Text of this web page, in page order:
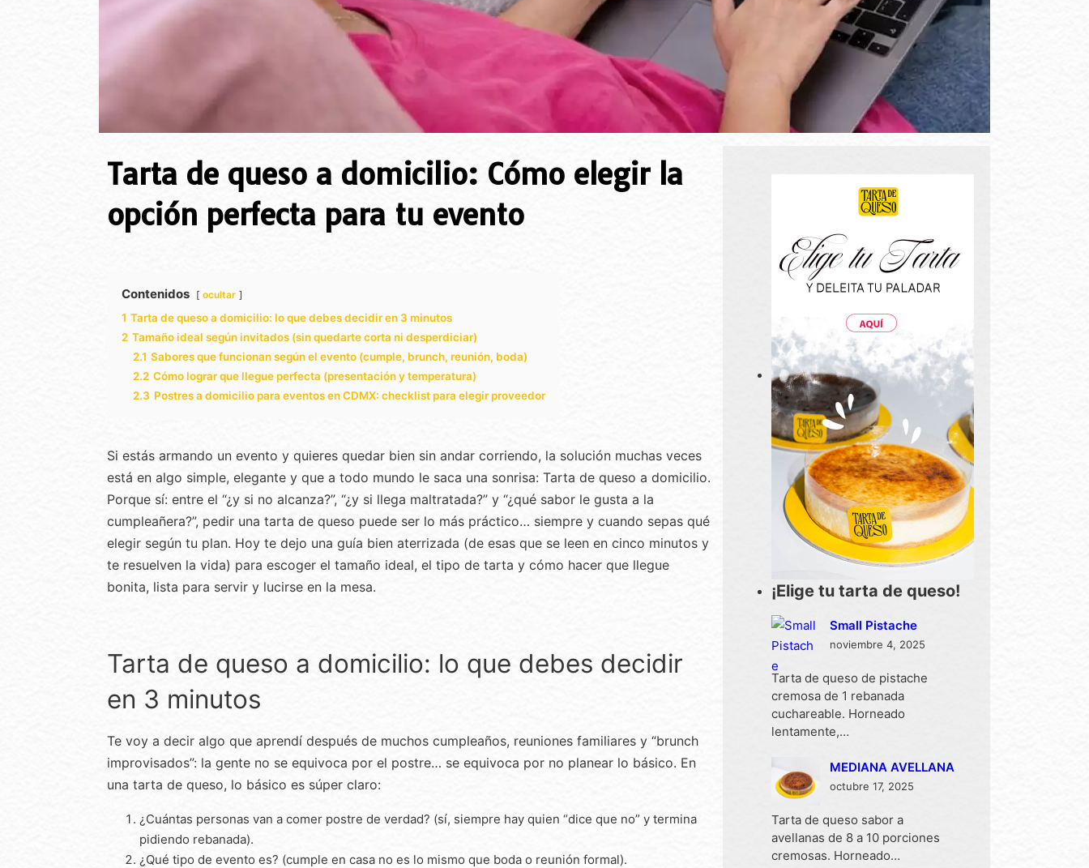
Tarta de queso a domicilio: Cómo elegir la
opción perfecta para tu evento
Contenidos ocultar
1 Tarta de queso a domicilio: lo que debes decidir en 3 minutos
2 Tamaño ideal según invitados (sin quedarte corta ni desperdiciar)
2.1 Sabores que funcionan según el evento (cumple, brunch, reunión, boda)
2.2 Cómo lograr que llegue perfecta (presentación y temperatura)
2.3 Postres a domicilio para eventos en CDMX: checklist para elegir proveedor
Si estás armando un evento y quieres quedar bien sin andar corriendo, la solución muchas veces
está en algo simple, elegante y que a todo mundo le saca una sonrisa: Tarta de queso a domicilio.
Porque sí: entre el “¿y si no alcanza?”, “¿y si llega maltratada?” y “¿qué sabor le gusta a la
cumpleañera?”, pedir una tarta de queso puede ser lo más práctico… siempre y cuando sepas qué
elegir según tu plan. Hoy te dejo una guía bien aterrizada (de esas que se leen en cinco minutos y
te resuelven la vida) para escoger el tamaño ideal, el tipo de tarta y cómo hacer que llegue
bonita, lista para servir y lucirse en la mesa.
Tarta de queso a domicilio: lo que debes decidir
en 3 minutos
Te voy a decir algo que aprendí después de muchos cumpleaños, reuniones familiares y “brunch
improvisados”: la gente no se equivoca por el postre… se equivoca por no planear lo básico. En
una tarta de queso, lo básico es súper claro:
¿Cuántas personas van a comer postre de verdad? (sí, siempre hay quien “dice que no” y termina
pidiendo rebanada).
¿Qué tipo de evento es? (cumple en casa no es lo mismo que boda o reunión formal).
¡Elige tu tarta de queso!
Small Pistache
noviembre 4, 2025
Tarta de queso de pistache
cremosa de 1 rebanada
cuchareable. Horneado
lentamente,…
MEDIANA AVELLANA
octubre 17, 2025
Tarta de queso sabor a
avellanas de 8 a 10 porciones
cremosas. Horneado…